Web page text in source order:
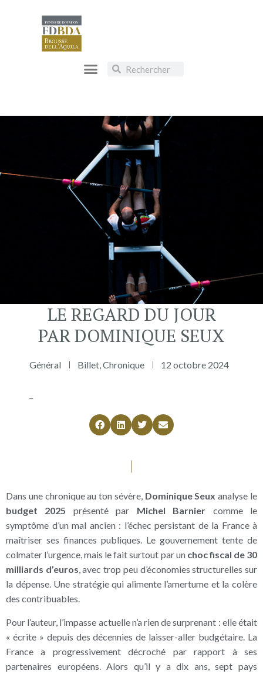
LE REGARD DU JOUR
PAR DOMINIQUE SEUX
Général Billet Chronique 12 octobre 2024
Dans une chronique au ton sévère, Dominique Seux analyse le
budget 2025 présenté par Michel Barnier comme le
symptôme d’un mal ancien : l’échec persistant de la France à
maîtriser ses finances publiques. Le gouvernement tente de
colmater l’urgence, mais le fait surtout par un choc fiscal de 30
milliards d’euros, avec trop peu d’économies structurelles sur
la dépense. Une stratégie qui alimente l’amertume et la colère
des contribuables.
Pour l’auteur, l’impasse actuelle n’a rien de surprenant : elle était
« écrite » depuis des décennies de laisser-aller budgétaire. La
France a progressivement décroché par rapport à ses
partenaires européens. Alors qu’il y a dix ans, sept pays